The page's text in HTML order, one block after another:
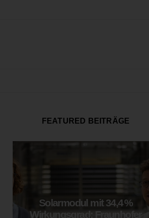
FEATURED BEITRÄGE
Solarmodul mit 34,4 %
Wirkungsgrad: Fraunhofer